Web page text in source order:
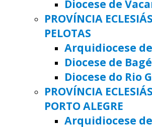
Diocese de
PROVÍNCIA
PELOTAS
Arquidiocese
Diocese de Bagé
Diocese do Rio
PROVÍNCIA
PORTO ALEGRE
Arquidiocese